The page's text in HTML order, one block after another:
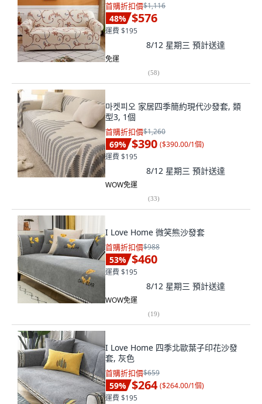
首購折扣價$1,116
48% $576
運費 $195
8/12 星期三 預計送達
免運
(58)
마켓피오 家居四季簡約現代沙發套, 類
型3, 1個
首購折扣價$1,260
69% $390 ($390.00/1個)
運費 $195
8/12 星期三 預計送達
WOW免運
(33)
I Love Home 微笑熊沙發套
首購折扣價$988
53% $460
運費 $195
8/12 星期三 預計送達
WOW免運
(19)
I Love Home 四季北歐葉子印花沙發
套, 灰色
首購折扣價$659
59% $264 ($264.00/1個)
運費 $195